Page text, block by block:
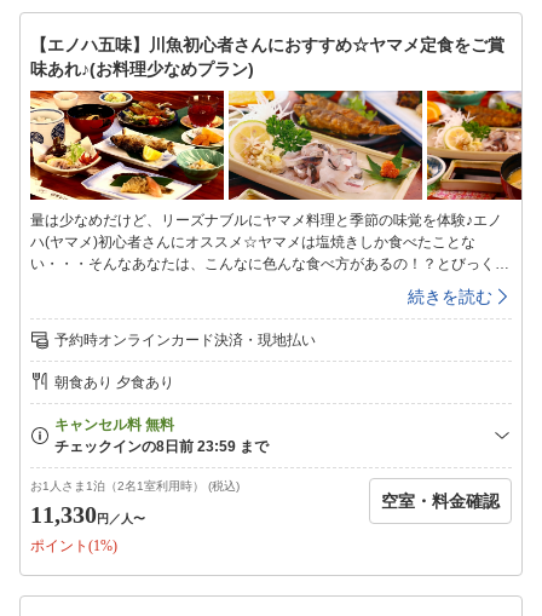
【エノハ五味】川魚初心者さんにおすすめ☆ヤマメ定食をご賞
味あれ♪(お料理少なめプラン)
量は少なめだけど、リーズナブルにヤマメ料理と季節の味覚を体験♪エノ
ハ(ヤマメ)初心者さんにオススメ☆ヤマメは塩焼きしか食べたことな
い・・・そんなあなたは、こんなに色んな食べ方があるの！？とびっく
り！！※こちらは通常の料理コースより少量となっていますのでお気を付
けください【エノハって何？？】エノハとは九州の一部で使われる言葉で
『ヤマメ』の事を意味します。当館のヤマメは新鮮な山からの水を引いて
育てている為川魚特有の臭みがまったくなく、獲れたてをご提供しており
ます。川魚が苦手な方も一度食べたら、また食べたいとなる事間違い無し
☆彡当館は昔からエノハ（ヤマメ）の養殖業を営む「エノハ屋」です。そ
んな当館だからこそ、新鮮なエノハを中心とした山の幸が楽しめます。〜
エノハ五味・夕食一例〜・季節の小鉢・エノハの塩焼き・エノハの甘露南
蛮・エノハのミニから揚げ・エノハのさしみ・エノハの味噌汁・自家製米
の御飯・香の物・自家製シソジュース※写真は一例です。※季節や仕入れ
状況などにより料理内容は変更になる場合がございます。※お子様のお食
事について：小学生はひろしげ名物の「唐揚げ」をメインとしたお料理で
す。幼児はお子様ランチをご用意します。【館内施設】◇客室◇昔ながら
続きを読む
予約時オンラインカード決済・現地払い
朝食あり 夕食あり
お1人さま1泊（2名1室利用時） (税込)
11,330円 ／人〜
ポイント(1%)
空室・料金確認